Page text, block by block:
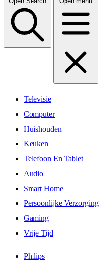
Televisie
Computer
Huishouden
Keuken
Telefoon En Tablet
Audio
Smart Home
Persoonlijke Verzorging
Gaming
Vrije Tijd
Philips